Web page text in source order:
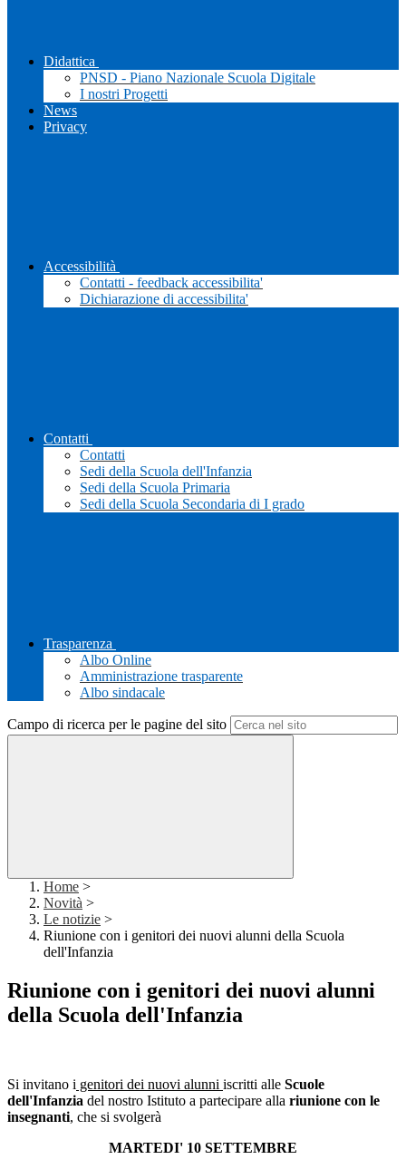
Didattica
PNSD - Piano Nazionale Scuola Digitale
I nostri Progetti
News
Privacy
Accessibilità
Contatti - feedback accessibilita'
Dichiarazione di accessibilita'
Contatti
Contatti
Sedi della Scuola dell'Infanzia
Sedi della Scuola Primaria
Sedi della Scuola Secondaria di I grado
Trasparenza
Albo Online
Amministrazione trasparente
Albo sindacale
Campo di ricerca per le pagine del sito
Home >
Novità >
Le notizie >
Riunione con i genitori dei nuovi alunni della Scuola
dell'Infanzia
Riunione con i genitori dei nuovi alunni
della Scuola dell'Infanzia
Si invitano i genitori dei nuovi alunni iscritti alle Scuole
dell'Infanzia del nostro Istituto a partecipare alla riunione con le
insegnanti, che si svolgerà
MARTEDI' 10 SETTEMBRE